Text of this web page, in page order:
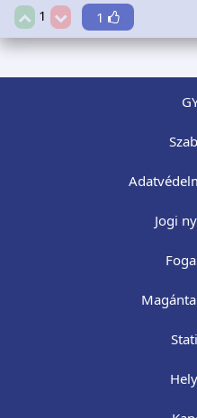
1 1
Jogi